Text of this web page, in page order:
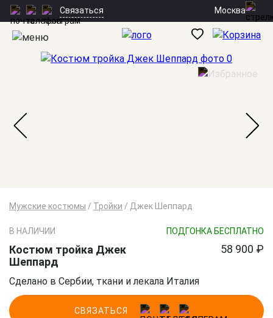
Связаться Москва
Мужские костюмы / Тройки / Джек Шеппард
В НАЛИЧИИ ПОДГОНКА БЕСПЛАТНО
Костюм тройка Джек
Шеппард
58 900 ₽
Сделано в Сербии, ткани и лекала Италия
СВЯЗАТЬСЯ